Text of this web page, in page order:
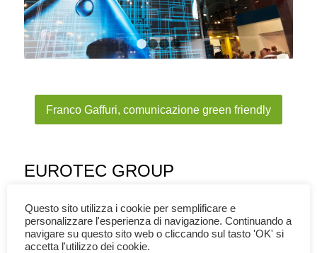
1 2 3 4
Franco Gaffuri, comunicazione green friendly
EUROTEC GROUP
Siamo entusiasti di aver affiancato Eurotec, leader
mondiale nella produzione di lavastoviglie
Questo sito utilizza i cookie per semplificare e
personalizzare l'esperienza di navigazione. Continuando a
navigare su questo sito web o cliccando sul tasto 'OK' si
accetta l'utilizzo dei cookie.